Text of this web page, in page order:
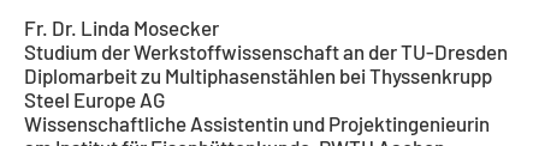
Fr. Dr. Linda Mosecker
Studium der Werkstoffwissenschaft an der TU-Dresden
Diplomarbeit zu Multiphasenstählen bei Thyssenkrupp
Steel Europe AG
Wissenschaftliche Assistentin und Projektingenieurin